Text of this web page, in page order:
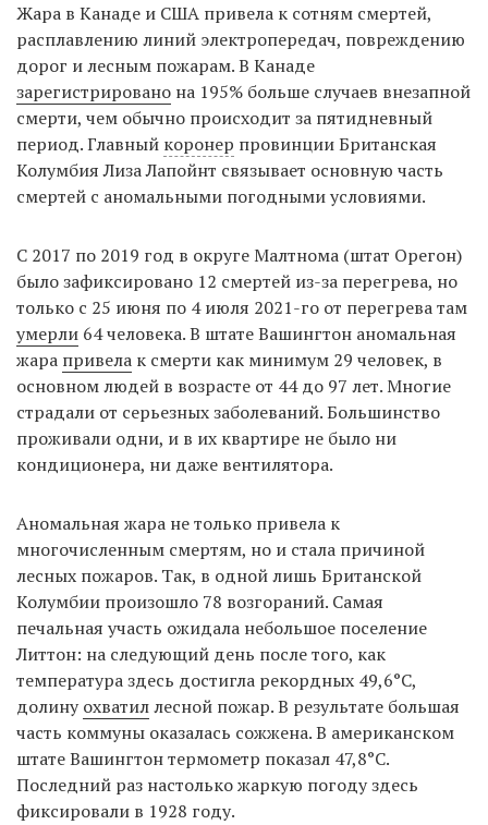
Жара в Канаде и США привела к сотням смертей,
расплавлению линий электропередач, повреждению
дорог и лесным пожарам. В Канаде
зарегистрировано на 195% больше случаев внезапной
смерти, чем обычно происходит за пятидневный
период. Главный коронер провинции Британская
Колумбия Лиза Лапойнт связывает основную часть
смертей с аномальными погодными условиями.
С 2017 по 2019 год в округе Малтнома (штат Орегон)
было зафиксировано 12 смертей из-за перегрева, но
только с 25 июня по 4 июля 2021-го от перегрева там
умерли 64 человека. В штате Вашингтон аномальная
жара привела к смерти как минимум 29 человек, в
основном людей в возрасте от 44 до 97 лет. Многие
страдали от серьезных заболеваний. Большинство
проживали одни, и в их квартире не было ни
кондиционера, ни даже вентилятора.
Аномальная жара не только привела к
многочисленным смертям, но и стала причиной
лесных пожаров. Так, в одной лишь Британской
Колумбии произошло 78 возгораний. Самая
печальная участь ожидала небольшое поселение
Литтон: на следующий день после того, как
температура здесь достигла рекордных 49,6°C,
долинуохватиллесной пожар. В результате большая
часть коммуны оказалась сожжена. В американском
штате Вашингтон термометр показал 47,8°C.
Последний раз настолько жаркую погоду здесь
фиксировали в 1928 году.